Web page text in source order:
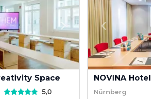
Space
5,0
Nürnberg